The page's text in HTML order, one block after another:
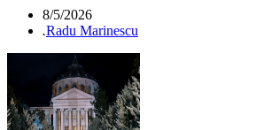
8/5/2026
.Radu Marinescu